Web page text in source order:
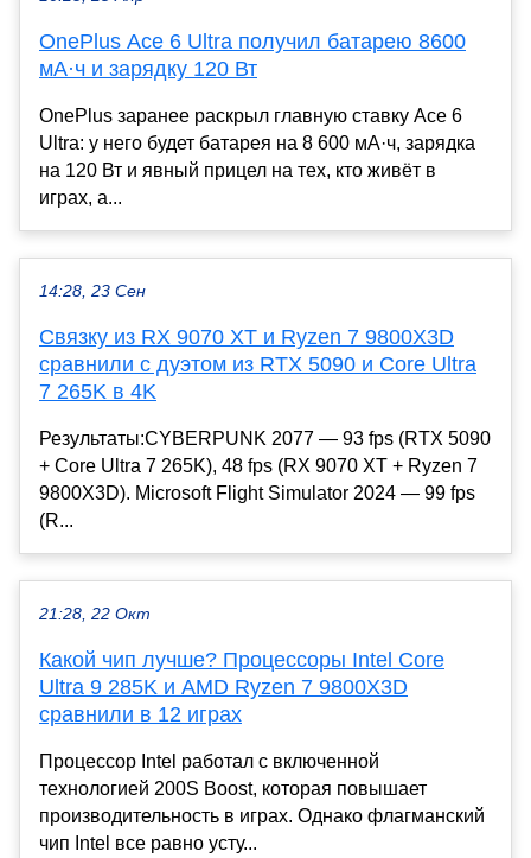
OnePlus Ace 6 Ultra получил батарею 8600
мА·ч и зарядку 120 Вт
OnePlus заранее раскрыл главную ставку Ace 6
Ultra: у него будет батарея на 8 600 мА·ч, зарядка
на 120 Вт и явный прицел на тех, кто живёт в
играх, а...
14:28, 23 Сен
Связку из RX 9070 XT и Ryzen 7 9800X3D
сравнили с дуэтом из RTX 5090 и Core Ultra
7 265K в 4K
Результаты:CYBERPUNK 2077 — 93 fps (RTX 5090
+ Core Ultra 7 265K), 48 fps (RX 9070 XT + Ryzen 7
9800X3D). Microsoft Flight Simulator 2024 — 99 fps
(R...
21:28, 22 Окт
Какой чип лучше? Процессоры Intel Core
Ultra 9 285K и AMD Ryzen 7 9800X3D
сравнили в 12 играх
Процессор Intel работал с включенной
технологией 200S Boost, которая повышает
производительность в играх. Однако флагманский
чип Intel все равно усту...